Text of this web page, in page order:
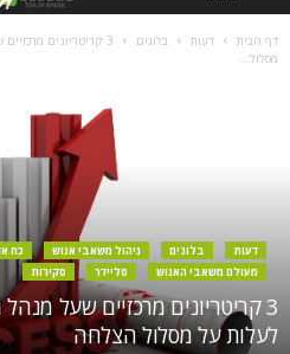
דף הבית דעות בלוגים
3 קריטריונים
מסלול...
דעות בלוגים ניהול משאבי אנוש כח
מעולם משאבי האנוש
סליידר סקירות
3 קריטריונים מרכזיים שעל
לעלות על מסלול הצלחה